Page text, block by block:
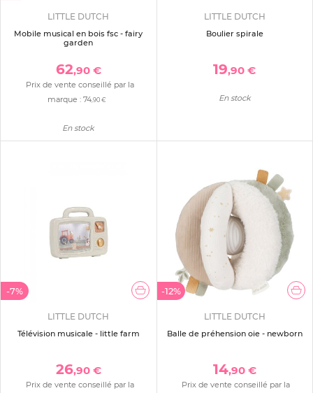
LITTLE DUTCH
Mobile musical en bois fsc - fairy
garden
62,90 €
Prix de vente conseillé par la
marque :74 ,90 €
En stock
LITTLE DUTCH
Boulier spirale
19,90 €
En stock
-7%
LITTLE DUTCH
Télévision musicale - little farm
26,90 €
Prix de vente conseillé par la
-12%
LITTLE DUTCH
Balle de préhension oie - newborn
14,90 €
Prix de vente conseillé par la